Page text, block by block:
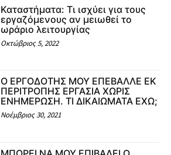
Καταστήματα: Τι ισχύει για τους
εργαζόμενους αν μειωθεί το
ωράριο λειτουργίας
Οκτώβριος 5, 2022
Ο ΕΡΓΟΔΟΤΗΣ ΜΟΥ ΕΠΕΒΑΛΛΕ ΕΚ
ΠΕΡΙΤΡΟΠΗΣ ΕΡΓΑΣΙΑ ΧΩΡΙΣ
ΕΝΗΜΕΡΩΣΗ. ΤΙ ΔΙΚΑΙΩΜΑΤΑ ΕΧΩ;
Νοέμβριος 30, 2021